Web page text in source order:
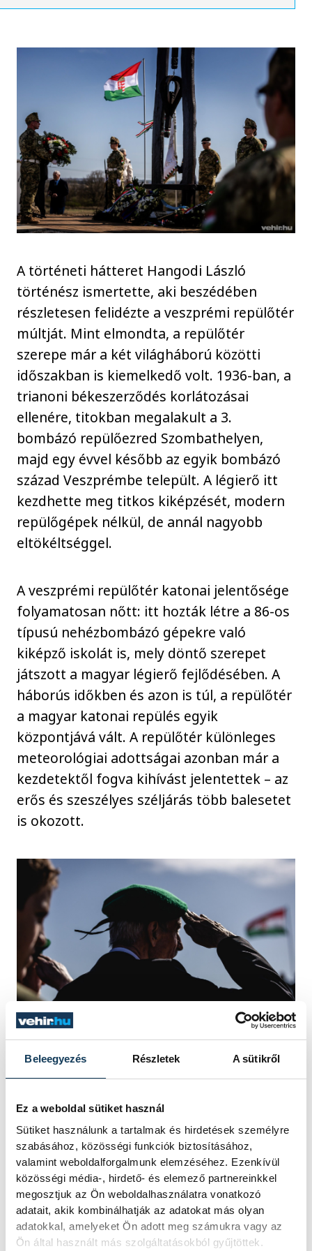
Beleegyezés Részletek A sütikről
Ez a weboldal sütiket használ
Sütiket használunk a tartalmak és hirdetések személyre
szabásához, közösségi funkciók biztosításához,
valamint weboldalforgalmunk elemzéséhez. Ezenkívül
közösségi média-, hirdető- és elemező partnereinkkel
megosztjuk az Ön weboldalhasználatra vonatkozó
adatait, akik kombinálhatják az adatokat más olyan
adatokkal, amelyeket Ön adott meg számukra vagy az
Ön által használt más szolgáltatásokból gyűjtöttek.
A történeti hátteret Hangodi László
történész ismertette, aki beszédében
részletesen felidézte a veszprémi repülőtér
múltját. Mint elmondta, a repülőtér
szerepe már a két világháború közötti
időszakban is kiemelkedő volt. 1936-ban, a
trianoni békeszerződés korlátozásai
ellenére, titokban megalakult a 3.
bombázó repülőezred Szombathelyen,
majd egy évvel később az egyik bombázó
század Veszprémbe települt. A légierő itt
kezdhette meg titkos kiképzését, modern
repülőgépek nélkül, de annál nagyobb
eltökéltséggel.
A veszprémi repülőtér katonai jelentősége
folyamatosan nőtt: itt hozták létre a 86-os
típusú nehézbombázó gépekre való
kiképző iskolát is, mely döntő szerepet
játszott a magyar légierő fejlődésében. A
háborús időkben és azon is túl, a repülőtér
a magyar katonai repülés egyik
központjává vált. A repülőtér különleges
meteorológiai adottságai azonban már a
kezdetektől fogva kihívást jelentettek – az
erős és szeszélyes széljárás több balesetet
is okozott.
Az 1941-es bevetés előzményei is a
természeti körülményekhez kötődnek: a
pápai repülőtér felszállópályája a napokig
tartó esőzések következtében
alkalmatlanná vált, így a sziklás, kötött
talajú veszprémi reptérre helyezték át az
első ejtőernyős zászlóalj indulását. Innen
indult útnak az a repülőgép is, amely végül